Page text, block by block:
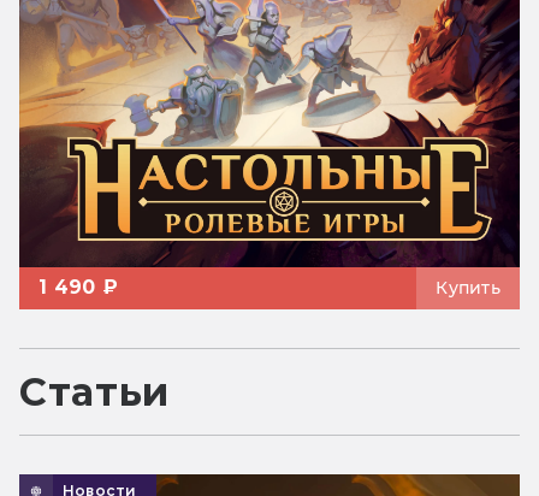
1 490 ₽ Купить
Статьи
Новости